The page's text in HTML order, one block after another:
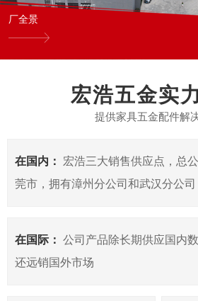
厂全景
宏浩五金实
提供家具五金配件解
在国内：
宏浩三大销售供应点，总
莞市，拥有漳州分公司和武汉分公司
在国际： 公司产品除长期供应国内
还远销国外市场